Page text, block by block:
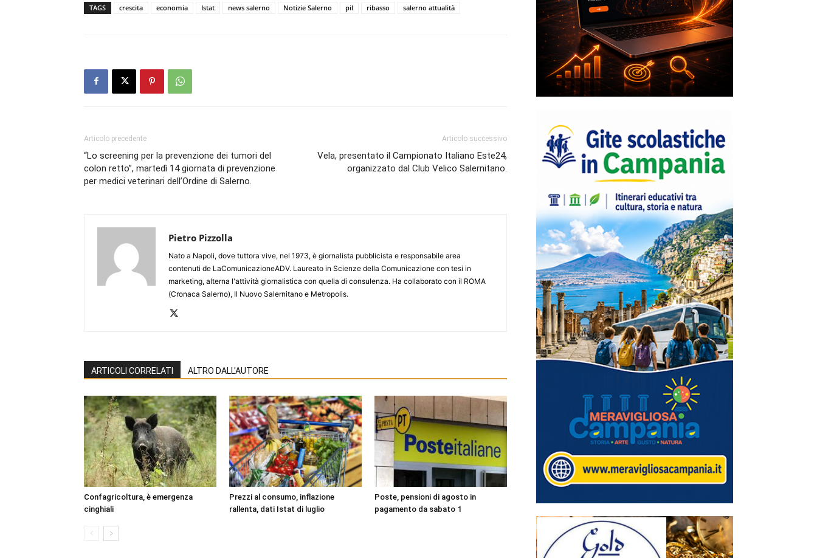
TAGS crescita economia Istat news salerno Notizie Salerno pil ribasso salerno attualità
Articolo precedente
“Lo screening per la prevenzione dei tumori del
colon retto”, martedì 14 giornata di prevenzione
per medici veterinari dell’Ordine di Salerno.
Articolo successivo
Vela, presentato il Campionato Italiano Este24,
organizzato dal Club Velico Salernitano.
Pietro Pizzolla
Nato a Napoli, dove tuttora vive, nel 1973, è giornalista pubblicista e responsabile area
contenuti de LaComunicazioneADV. Laureato in Scienze della Comunicazione con tesi in
marketing, alterna l'attività giornalistica con quella di consulenza. Ha collaborato con il ROMA
(Cronaca Salerno), Il Nuovo Salernitano e Metropolis.
ARTICOLI CORRELATI ALTRO DALL'AUTORE
Confagricoltura, è emergenza
cinghiali
Prezzi al consumo, inflazione
rallenta, dati Istat di luglio
Poste, pensioni di agosto in
pagamento da sabato 1